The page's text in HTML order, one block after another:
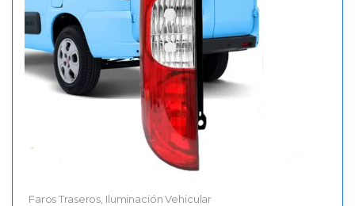
Faros Traseros Iluminación Vehicular